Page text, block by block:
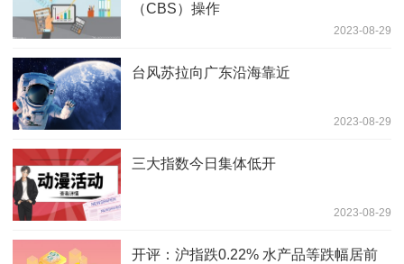
（CBS）操作
2023-08-29
台风苏拉向广东沿海靠近
2023-08-29
三大指数今日集体低开
2023-08-29
开评：沪指跌0.22% 水产品等跌幅居前